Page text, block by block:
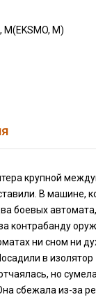
M)
крупной
В машине,
боевых
контрабанду
ни сном ни
в изолятор
но
сбежала из-за